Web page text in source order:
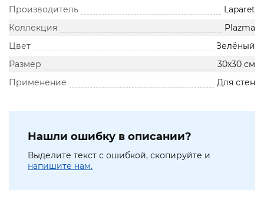
Производитель
Laparet
Коллекция
Plazma
Цвет
Зелёный
Размер
30х30 см
Применение
Для стен
Нашли ошибку в описании?
Выделите текст с ошибкой, скопируйте и
напишите нам.